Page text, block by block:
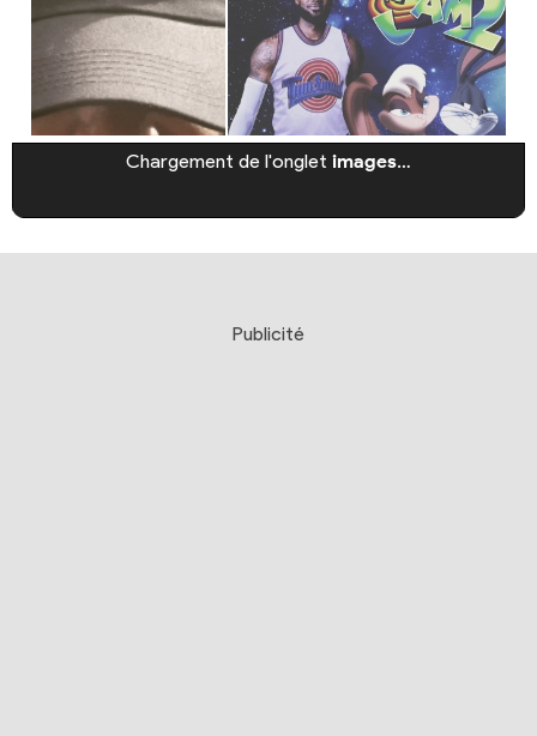
Chargement de l'onglet images…
Publicité